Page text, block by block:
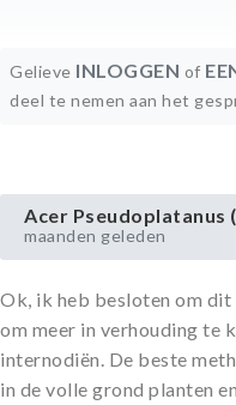
Gelieve INLOGGEN of
deel te nemen aan het
Acer Pseudoplatanus
maanden geleden
Ok, ik heb besloten om
om meer in verhouding te
internodiën. De beste
in de volle grond planten